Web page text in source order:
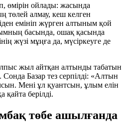
өмірін ойлады: жасында
алмау, кеш келген
емініп жүрген алтыным қой
басында, ошақ қасында
жүзі мұңға да, мүсіркеуге де
жыл айтқан алтынды табатын
Базар тез серпілді: «Алтын
Мені ұл қуантсын, ұлым елін
берілді.
төбе ашылғанда